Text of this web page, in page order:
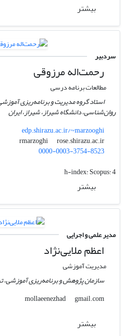
بیشتر
سردبیر
رحمت‌اله مرزوقی
مطالعات برنامه درسی
استاد گروه مدیریت و برنامه‌ریزی
روان‌شناسی، دانشگاه شیراز، شیراز، ایران
edp.shirazu.ac.ir/~marzooghi
rmarzoghi
rose.shirazu.ac.ir
0000-0003-3754-8523
h-index:Scopus: 4
بیشتر
مدیر علمی و اجرایی
اعظم ملایی‌نژاد
مدیریت آموزشی
سازمان پژوهش و برنامه‌ریزی آموزشی،
mollaeenezhad
gmail.com
بیشتر